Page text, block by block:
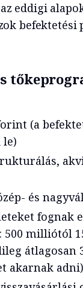
eddigi
(a
le)
és
fognak
500 milliótól
átlagosan
akarnak adni)